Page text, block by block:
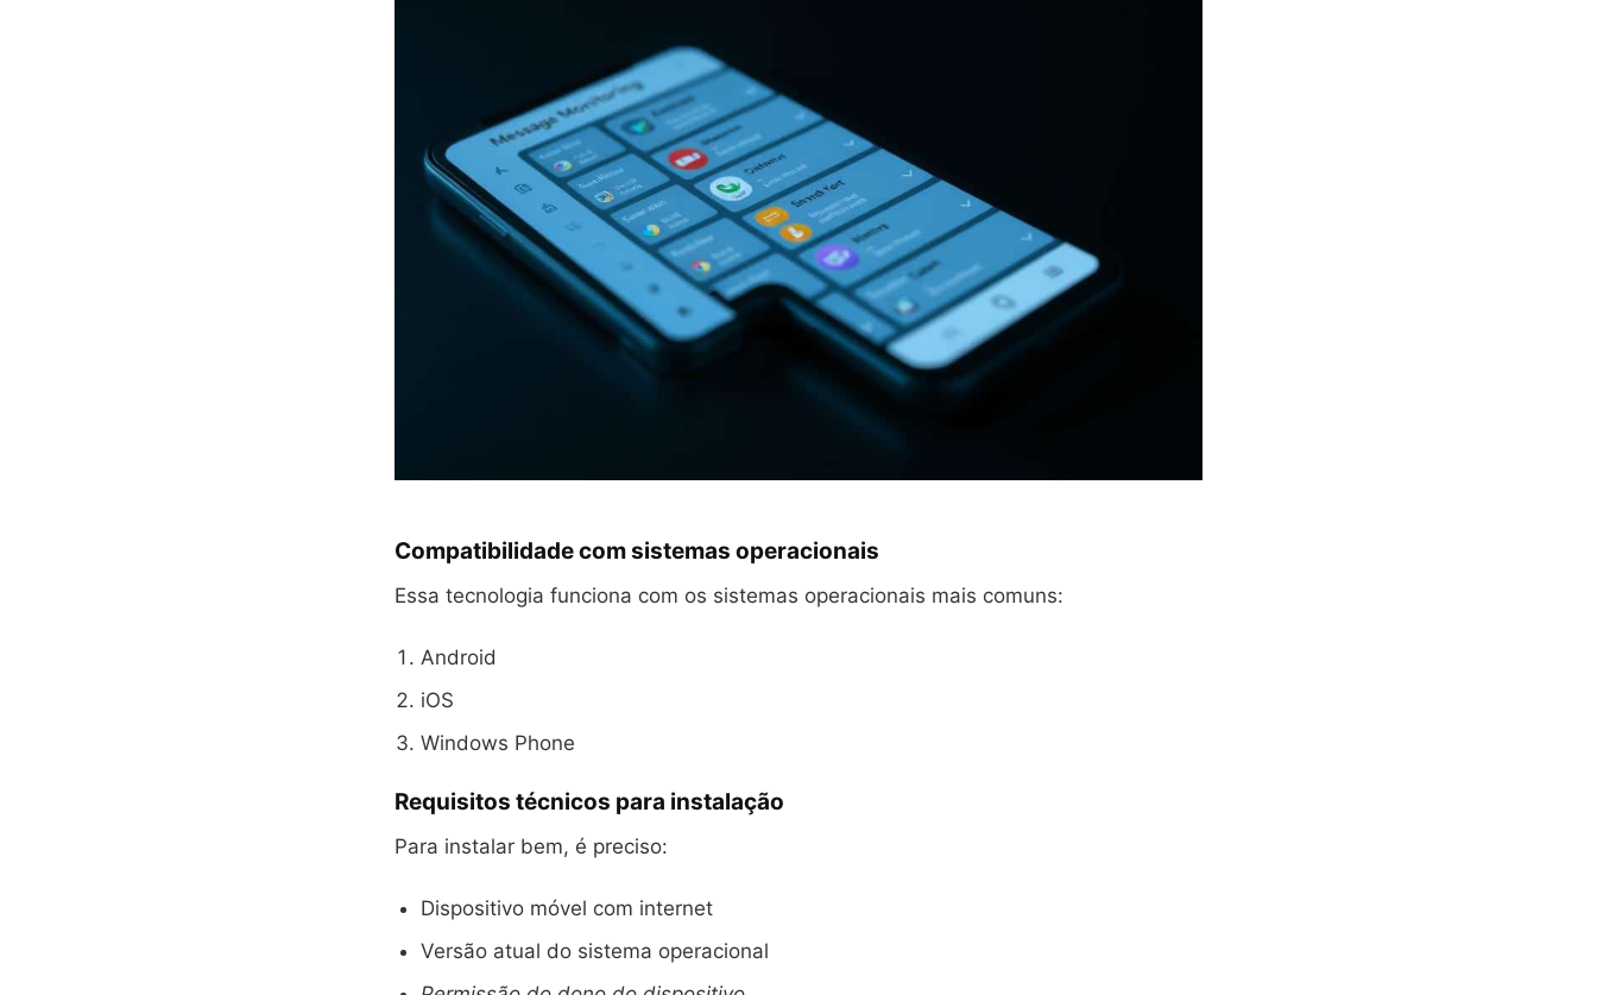
Compatibilidade com sistemas operacionais
Essa tecnologia funciona com os sistemas operacionais mais comuns:
Android
iOS
Windows Phone
Requisitos técnicos para instalação
Para instalar bem, é preciso:
Dispositivo móvel com internet
Versão atual do sistema operacional